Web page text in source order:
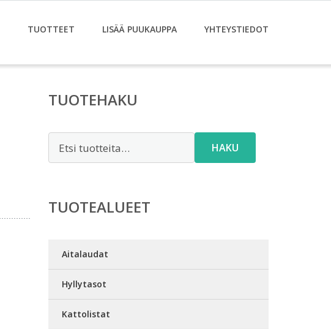
TUOTTEET LISÄÄ PUUKAUPPA YHTEYSTIEDOT
TUOTEHAKU
HAKU
TUOTEALUEET
Aitalaudat
Hyllytasot
Kattolistat